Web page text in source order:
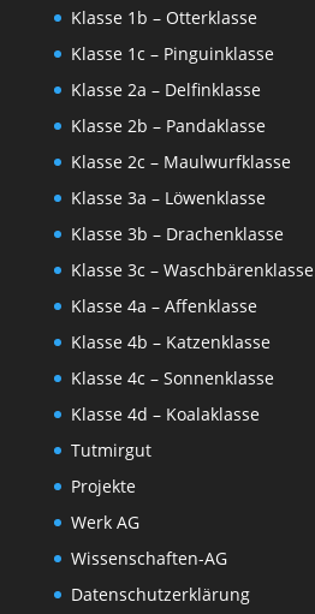
Klasse 1b – Otterklasse
Klasse 1c – Pinguinklasse
Klasse 2a – Delfinklasse
Klasse 2b – Pandaklasse
Klasse 2c – Maulwurfklasse
Klasse 3a – Löwenklasse
Klasse 3b – Drachenklasse
Klasse 3c – Waschbärenklasse
Klasse 4a – Affenklasse
Klasse 4b – Katzenklasse
Klasse 4c – Sonnenklasse
Klasse 4d – Koalaklasse
Tutmirgut
Projekte
Werk AG
Wissenschaften-AG
Datenschutzerklärung